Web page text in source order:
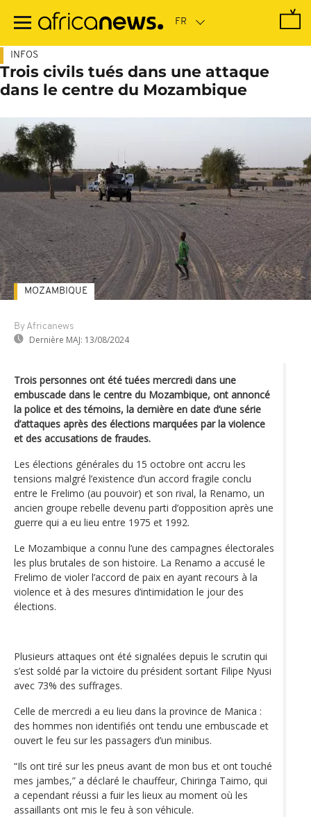
contenu
INFOS
Trois civils tués dans une attaque
dans le centre du Mozambique
By Africanews
Dernière MAJ: 13/08/2024
MOZAMBIQUE
Trois personnes ont été tuées mercredi dans une
embuscade dans le centre du Mozambique, ont annoncé
la police et des témoins, la dernière en date d’une série
d’attaques après des élections marquées par la violence
et des accusations de fraudes.
Les élections générales du 15 octobre ont accru les
tensions malgré l’existence d’un accord fragile conclu
entre le Frelimo (au pouvoir) et son rival, la Renamo, un
ancien groupe rebelle devenu parti d’opposition après une
guerre qui a eu lieu entre 1975 et 1992.
Le Mozambique a connu l’une des campagnes électorales
les plus brutales de son histoire. La Renamo a accusé le
Frelimo de violer l’accord de paix en ayant recours à la
violence et à des mesures d’intimidation le jour des
élections.
Plusieurs attaques ont été signalées depuis le scrutin qui
s’est soldé par la victoire du président sortant Filipe Nyusi
avec 73% des suffrages.
Celle de mercredi a eu lieu dans la province de Manica :
des hommes non identifiés ont tendu une embuscade et
ouvert le feu sur les passagers d’un minibus.
“Ils ont tiré sur les pneus avant de mon bus et ont touché
mes jambes,” a déclaré le chauffeur, Chiringa Taimo, qui
a cependant réussi a fuir les lieux au moment où les
assaillants ont mis le feu à son véhicule.